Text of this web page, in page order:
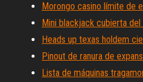
Morongo casino límite de
Mini blackjack cubierta
Heads up texas holdem
Pinout de ranura de
Lista de máquinas